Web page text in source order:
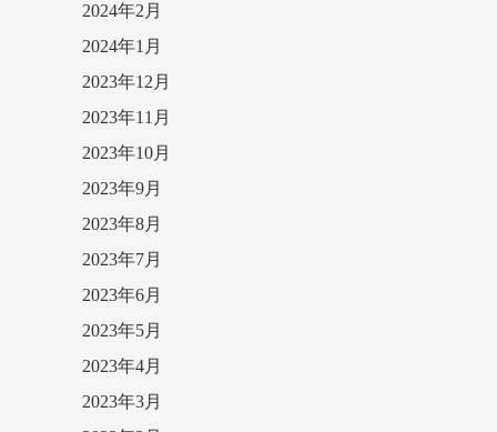
2024年2月
2024年1月
2023年12月
2023年11月
2023年10月
2023年9月
2023年8月
2023年7月
2023年6月
2023年5月
2023年4月
2023年3月